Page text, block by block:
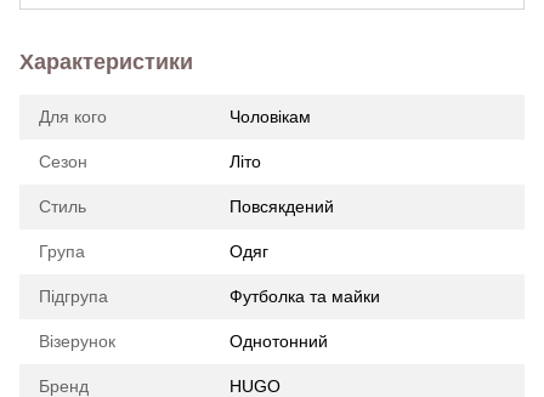
Характеристики
Для кого Чоловікам
Сезон Літо
Стиль Повсякдений
Група Одяг
Підгрупа Футболка та майки
Візерунок Однотонний
Бренд HUGO